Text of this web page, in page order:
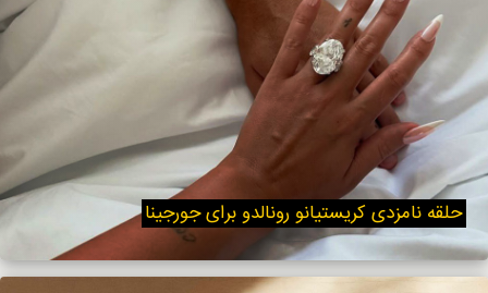
حلقه نامزدی کریستیانو رونالدو برای جورجینا